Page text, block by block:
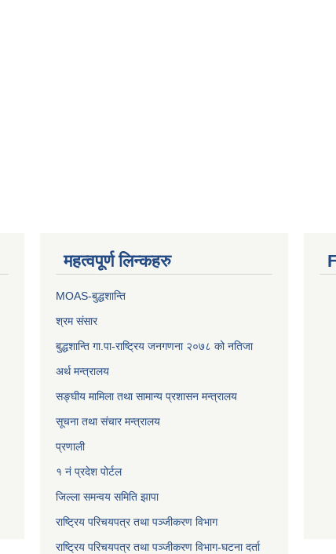
महत्वपूर्ण लिन्कहरु
MOAS-बुद्धशान्ति
श्रम संसार
बुद्धशान्ति गा.पा-राष्ट्रिय जनगणना २०७८ को नतिजा
अर्थ मन्त्रालय
सङ्‍घीय मामिला तथा सामान्य प्रशासन मन्त्रालय
सूचना तथा संचार मन्त्रालय
प्रणाली
१ नं प्रदेश पोर्टल
जिल्ला समन्वय समिति झापा
राष्ट्रिय परिचयपत्र तथा पञ्जीकरण विभाग
राष्ट्रिय परिचयपत्र तथा पञ्जीकरण विभाग-घटना दर्ता